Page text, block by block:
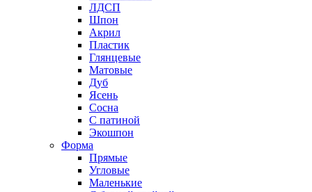
ЛДСП
Шпон
Акрил
Пластик
Глянцевые
Матовые
Дуб
Ясень
Сосна
С патиной
Экошпон
Форма
Прямые
Угловые
Маленькие